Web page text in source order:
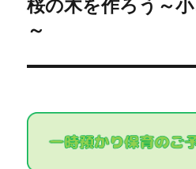
ー
ン
の
稿:
～